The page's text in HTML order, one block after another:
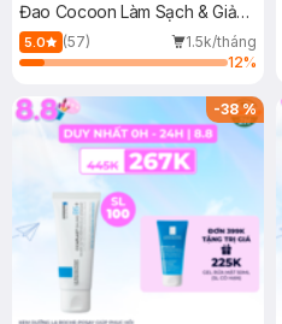
Đao Cocoon Làm Sạch & Giảm
Dầu 500ml
5.0 (57)
1.5k/tháng
12%
-38%